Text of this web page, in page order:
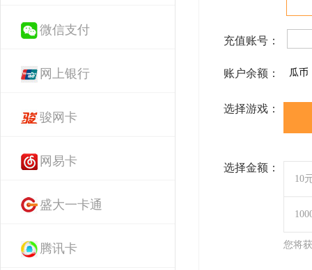
微信支付
网上银行
骏网卡
网易卡
盛大一卡通
腾讯卡
充值账号：
账户余额： 瓜币
选择游戏：
选择金额：
10
您将